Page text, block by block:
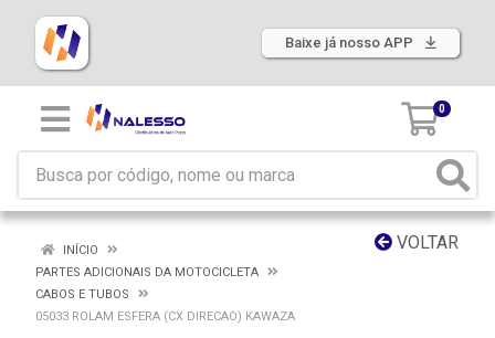
Baixe já nosso APP
0
VOLTAR
INÍCIO
PARTES ADICIONAIS DA MOTOCICLETA
CABOS E TUBOS
05033 ROLAM ESFERA (CX DIRECAO) KAWAZA